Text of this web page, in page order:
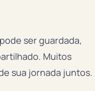
ser guardada,
Muitos
sua jornada juntos.